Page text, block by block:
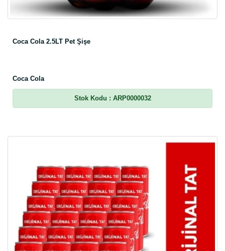
Coca Cola 2.5LT Pet Şişe
Coca Cola
Stok Kodu : ARP0000032